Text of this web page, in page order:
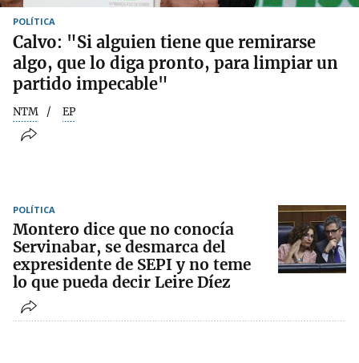
POLÍTICA
Calvo: "Si alguien tiene que remirarse
algo, que lo diga pronto, para limpiar un
partido impecable"
NTM EP
POLÍTICA
Montero dice que no conocía
Servinabar, se desmarca del
expresidente de SEPI y no teme
lo que pueda decir Leire Díez